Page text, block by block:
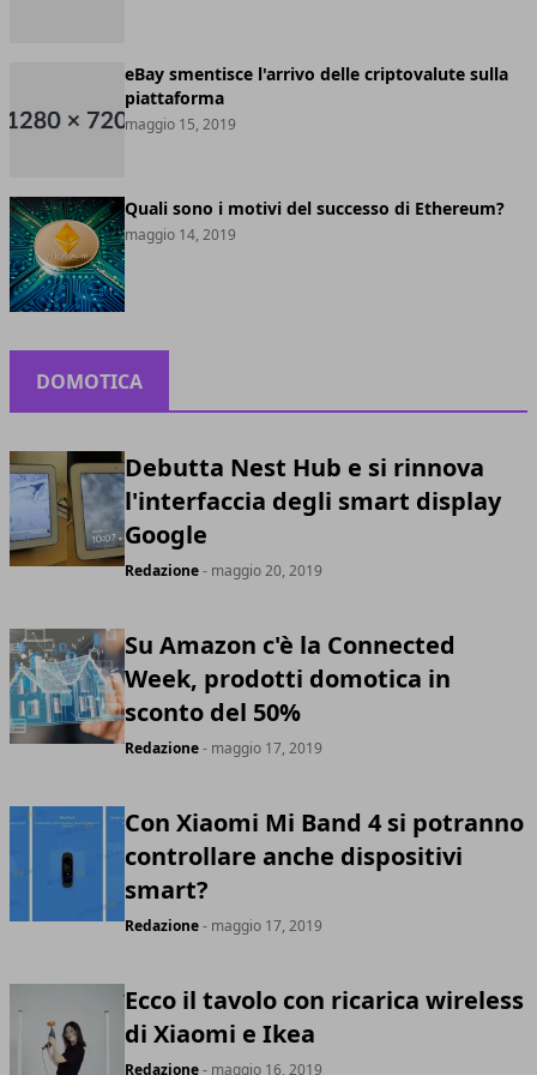
eBay smentisce l'arrivo delle criptovalute sulla
piattaforma
maggio 15, 2019
Quali sono i motivi del successo di Ethereum?
maggio 14, 2019
DOMOTICA
Debutta Nest Hub e si rinnova
l'interfaccia degli smart display
Google
Redazione- maggio 20, 2019
Su Amazon c'è la Connected
Week, prodotti domotica in
sconto del 50%
Redazione- maggio 17, 2019
Con Xiaomi Mi Band 4 si potranno
controllare anche dispositivi
smart?
Redazione- maggio 17, 2019
Ecco il tavolo con ricarica wireless
di Xiaomi e Ikea
Redazione- maggio 16, 2019